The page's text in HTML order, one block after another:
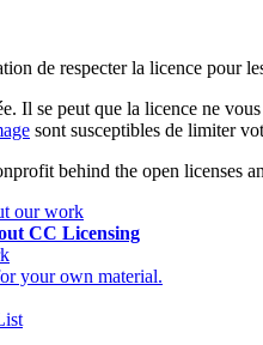
de respecter la licence pour
Il se peut que la licence ne
sont susceptibles de limiter
behind the open licenses
our work
CC Licensing
your own material.